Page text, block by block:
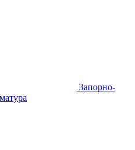
Запорно-